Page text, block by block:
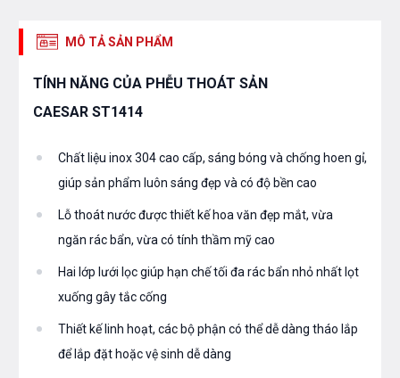
MÔ TẢ SẢN PHẨM
TÍNH NĂNG CỦA PHỄU THOÁT SẢN
CAESAR ST1414
Chất liệu inox 304 cao cấp, sáng bóng và chống hoen gỉ,
giúp sản phẩm luôn sáng đẹp và có độ bền cao
Lỗ thoát nước được thiết kế hoa văn đẹp mắt, vừa
ngăn rác bẩn, vừa có tính thầm mỹ cao
Hai lớp lưới lọc giúp hạn chế tối đa rác bẩn nhỏ nhất lọt
xuống gây tắc cống
Thiết kế linh hoạt, các bộ phận có thể dễ dàng tháo lắp
để lắp đặt hoặc vệ sinh dễ dàng